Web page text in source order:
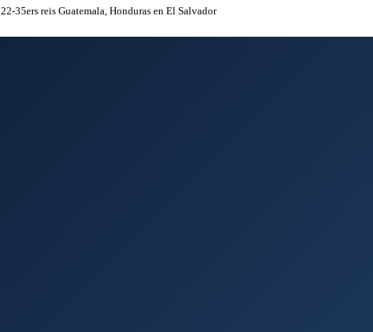
22-35ers reis Guatemala, Honduras en El Salvador